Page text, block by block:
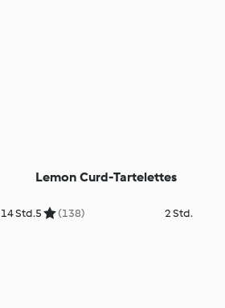
14 Std.
Lemon Curd-Tartelettes
5 (138) 2 Std.